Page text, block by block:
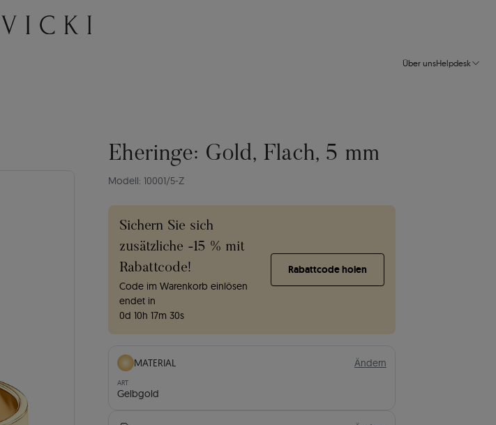
Über unsHelpdesk
Eheringe: Gold, Flach, 5 mm
Modell: 10001/5-Z
Sichern Sie sich
zusätzliche -15 % mit
Rabattcode!
Code im Warenkorb einlösen
endet in
0d 10h 17m 29s
Rabattcode holen
MATERIAL Ändern
ART
Gelbgold